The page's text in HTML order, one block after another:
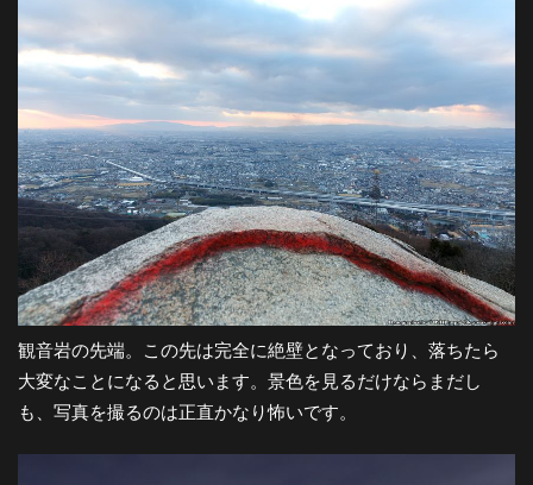
観音岩の先端。この先は完全に絶壁となっており、落ちたら
大変なことになると思います。景色を見るだけならまだし
も、写真を撮るのは正直かなり怖いです。